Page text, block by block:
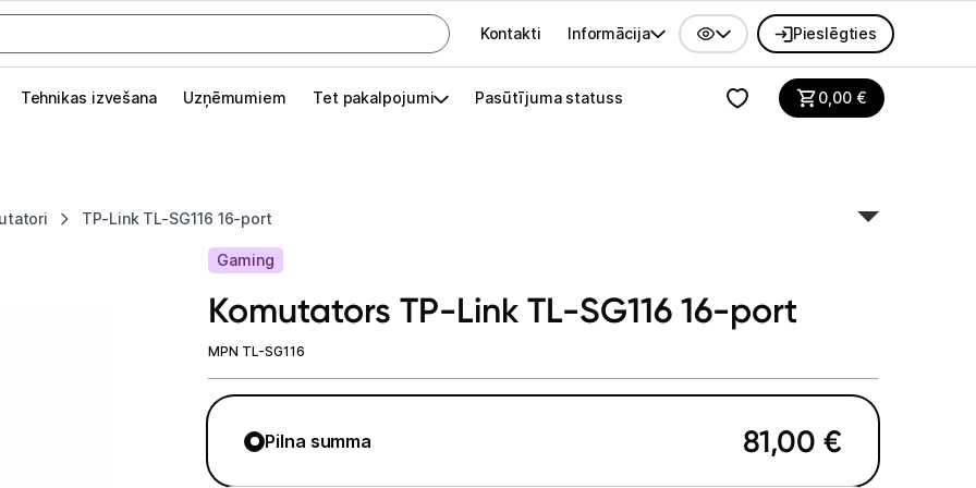
Galvenes izvēlne
Kontakti Informācija Pieslēgties
Tehnikas izvešana Uzņēmumiem Tet pakalpojumi Pasūtījuma statuss 0,00€
TP-Link TL-SG116 16-port
Pieslēgties
Gaming
Komutators TP-Link TL-SG116 16-port
MPN TL-SG116
Pilna summa 81,00 €